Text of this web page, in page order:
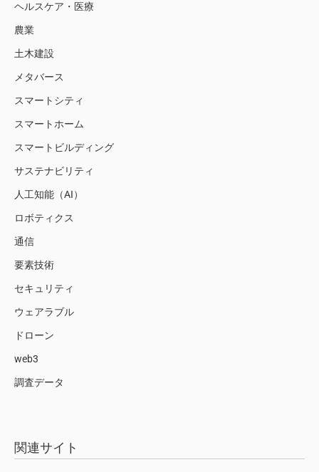
ヘルスケア・医療
農業
土木建設
メタバース
スマートシティ
スマートホーム
スマートビルディング
サステナビリティ
人工知能（AI）
ロボティクス
通信
要素技術
セキュリティ
ウェアラブル
ドローン
web3
調査データ
関連サイト